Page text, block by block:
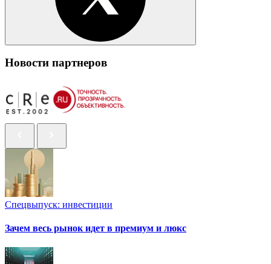
Новости партнеров
Спецвыпуск: инвестиции
Зачем весь рынок идет в премиум и люкс